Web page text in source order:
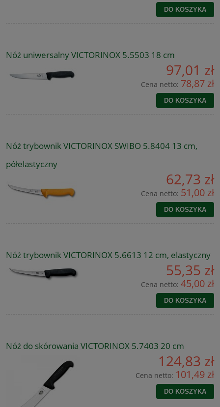
DO KOSZYKA
Nóż uniwersalny VICTORINOX 5.5503 18 cm
97,01 zł
Cena netto: 78,87 zł
DO KOSZYKA
Nóż trybownik VICTORINOX SWIBO 5.8404 13 cm,
półelastyczny
62,73 zł
Cena netto: 51,00 zł
DO KOSZYKA
Nóż trybownik VICTORINOX 5.6613 12 cm, elastyczny
55,35 zł
Cena netto: 45,00 zł
DO KOSZYKA
Nóż do skórowania VICTORINOX 5.7403 20 cm
124,83 zł
Cena netto: 101,49 zł
DO KOSZYKA